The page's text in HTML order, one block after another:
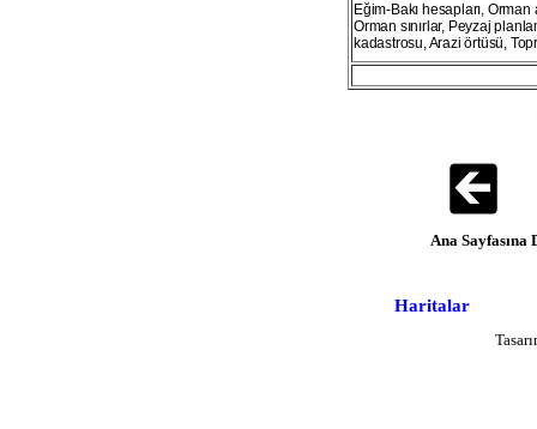
Eğim-Bakı hesapları,
Orman sınırlar, Peyzaj
kadastrosu, Arazi örtüsü,
Ana
Haritalar